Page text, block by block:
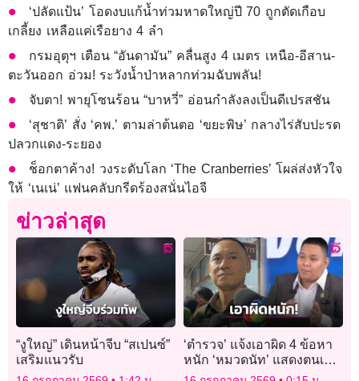
‘ปลัดแป้น’ โอดงบแก้น้ำท่วมหาดใหญ่ปี 70 ถูกตัดเกือบ
เกลี้ยง เหลือแค่เรือยาง 4 ลำ
กรมอุตุฯ เตือน “อันดามัน” คลื่นสูง 4 เมตร เหนือ-อีสาน-
ตะวันออก อ่วม! ระวังน้ำป่าหลากท่วมฉับพลัน!
จับตา! พายุโซนร้อน “บาหวี่” อ่อนกำลังลงเป็นดีเปรสชัน
‘สุชาติ’ สั่ง ‘คพ.’ ตามล่าต้นตอ ‘ขยะพิษ’ กลางไร่สับปะรด
ปลวกแดง-ระยอง
ช็อกตาค้าง! วงระดับโลก ‘The Cranberries’ โผล่ส่งหัวใจ
ให้ ‘เนเน่’ แฟนคลับกรีดร้องสนั่นไอจี
ข่าวล่าสุด
“งูใหญ่” เดินหน้าจีบ “สเปนซ์”
เสริมแนวรับ
‘ตำรวจ’ แจ้งเอาผิด 4 ข้อหา
หนัก ‘หมวดนัท’ แสดงตนเป็น
เจ้าพนักงาน-ใช้วิทยุ-ไขข่าว